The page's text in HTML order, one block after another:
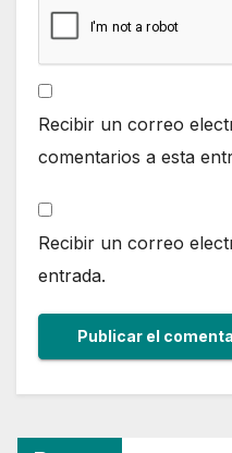
Recibir un correo
comentarios a esta
Recibir un correo
entrada.